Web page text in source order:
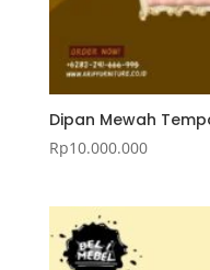
Dipan Mewah
Rp10.000.000